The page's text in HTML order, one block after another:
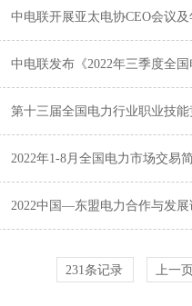
中电联开展亚太电协CEO会议
中电联发布《2022年三季度全
第十三届全国电力行业职业技
2022年1-8月全国电力市场交易
2022中国—东盟电力合作与发
231条记录 上一